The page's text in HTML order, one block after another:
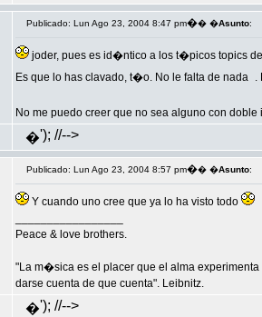
Publicado: Lun Ago 23, 2004 8:47 pm�� �Asunto:
joder, pues es id�ntico a los t�picos topics
Es que lo has clavado, t�o. No le falta de nada .
No me puedo creer que no sea alguno con
�'); //-->
Publicado: Lun Ago 23, 2004 8:57 pm�� �Asunto:
Y cuando uno cree que ya lo ha visto todo
Peace & love brothers.
"La m�sica es el placer que el alma experimenta
darse cuenta de que cuenta". Leibnitz.
�'); //-->